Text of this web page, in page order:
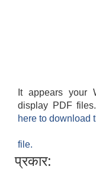
It appears your
display PDF files.
here to download
file.
प्रकार: